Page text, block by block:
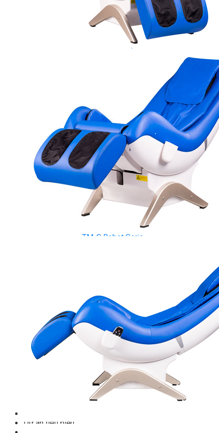
Cardio Tiger Sport
Máy chạy bộ Tiger Sport
Xe đạp tập Tiger Sport
Xe đạp ngồi có tựa lưng Tiger Sport
Máy trượt tuyết Tiger Sport
Máy chèo thuyền Tiger Sport
TM Serie Strength
TM-FB Serie Strength
TM-FD Serie Strength
TM-C Serie Strength
TM-AN Serie Strength
TM-FH Serie Strength
TM-FS Serie Strength
TM-FD Serie Strength
TM-FM Serie Strengh
TM-F Serie Strength
Robot Tiger Sport
TGP Serie Robot
TM-C Robot Serie
TM-H Robot Serie
TM-G Robot Serie
TM Serie Free Weight
TM-F Serie Free Weight
TM-FF Serie Free Weight
TM-AN Serie Free Weight
TM-C Serie Free Weight
TM-360 Serie
Tạ và phụ kiện Tiger Sport
Thanh lý thiết bị phòng gym
Hàng trưng bày thanh lý
Hàng trưng bày thanh lý Gym
Hàng trưng bày thanh lý Cardio
Hàng Mới Giá Sốc
Dự án tiêu biểu